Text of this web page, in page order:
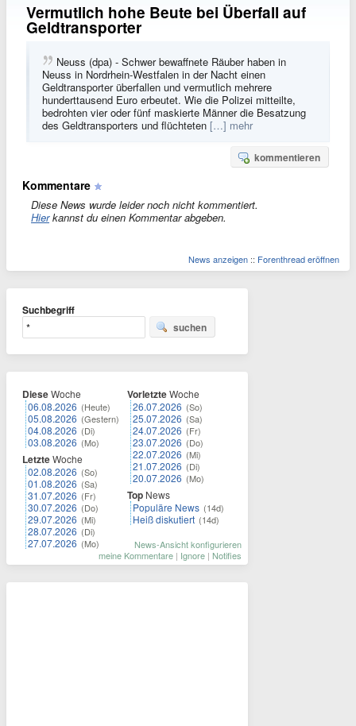
Vermutlich hohe Beute bei Überfall auf
Geldtransporter
Neuss (dpa) - Schwer bewaffnete Räuber haben in
Neuss in Nordrhein-Westfalen in der Nacht einen
Geldtransporter überfallen und vermutlich mehrere
hunderttausend Euro erbeutet. Wie die Polizei mitteilte,
bedrohten vier oder fünf maskierte Männer die Besatzung
des Geldtransporters und flüchteten […] mehr
kommentieren
Kommentare
Diese News wurde leider noch nicht kommentiert.
Hierkannst du einen Kommentar abgeben.
News anzeigen :: Forenthread eröffnen
Suchbegriff
suchen
DieseWoche
06.08.2026 (Heute)
05.08.2026 (Gestern)
04.08.2026 (Di)
03.08.2026 (Mo)
LetzteWoche
02.08.2026 (So)
01.08.2026 (Sa)
31.07.2026 (Fr)
30.07.2026 (Do)
29.07.2026 (Mi)
28.07.2026 (Di)
27.07.2026 (Mo)
VorletzteWoche
26.07.2026 (So)
25.07.2026 (Sa)
24.07.2026 (Fr)
23.07.2026 (Do)
22.07.2026 (Mi)
21.07.2026 (Di)
20.07.2026 (Mo)
Top News
Populäre News (14d)
Heiß diskutiert (14d)
News-Ansicht konfigurieren
meine Kommentare | Ignore | Notifies